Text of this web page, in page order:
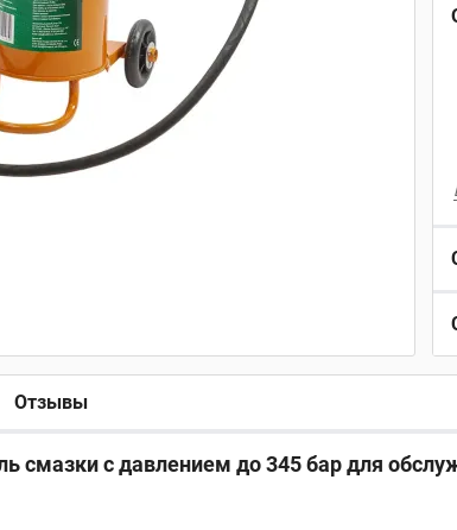
Отзывы
смазки с давлением до 345 бар для